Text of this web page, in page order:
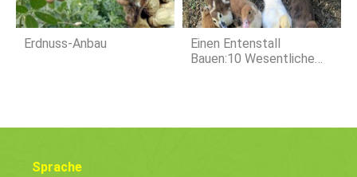
Erdnuss-Anbau
Einen Entenstall
Bauen:10 Wesentliche
Sprache